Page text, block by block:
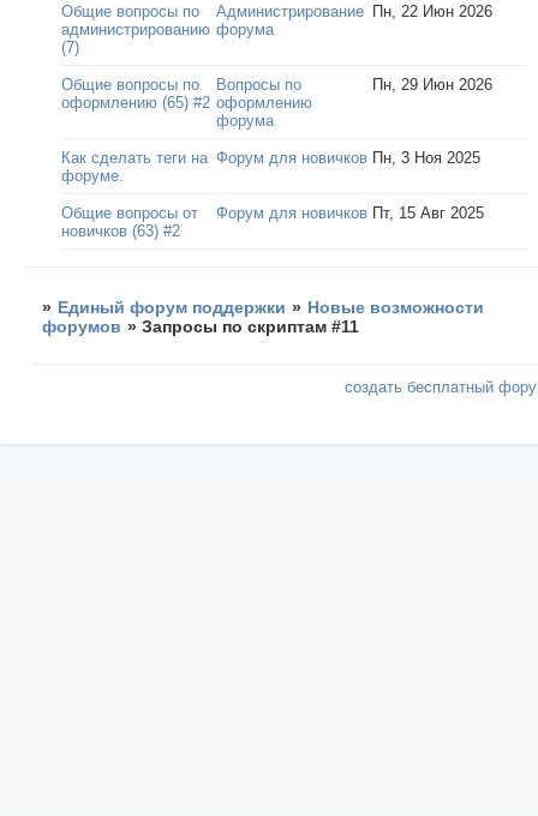
Общие вопросы по
администрированию
(7)
Администрирование
форума
Пн, 22 Июн 2026
Общие вопросы по
оформлению (65) #2
Вопросы по
оформлению
форума
Пн, 29 Июн 2026
Как сделать теги на
форуме.
Форум для новичков Пн, 3 Ноя 2025
Общие вопросы от
новичков (63) #2
Форум для новичков Пт, 15 Авг 2025
» Единый форум поддержки » Новые возможности
форумов »Запросы по скриптам #11
создать бесплатный